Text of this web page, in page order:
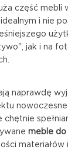
część mebli
i nie
jak i na
naprawdę
chętnie
meble do
materiałów